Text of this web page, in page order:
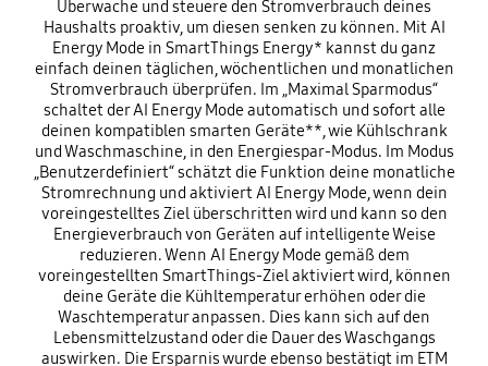
Überwache und steuere den Stromverbrauch deines
Haushalts proaktiv, um diesen senken zu können. Mit AI
Energy Mode in SmartThings Energy* kannst du ganz
einfach deinen täglichen, wöchentlichen und monatlichen
Stromverbrauch überprüfen. Im „Maximal Sparmodus“
schaltet der AI Energy Mode automatisch und sofort alle
deinen kompatiblen smarten Geräte**, wie Kühlschrank
und Waschmaschine, in den Energiespar-Modus. Im Modus
„Benutzerdefiniert“ schätzt die Funktion deine monatliche
Stromrechnung und aktiviert AI Energy Mode, wenn dein
voreingestelltes Ziel überschritten wird und kann so den
Energieverbrauch von Geräten auf intelligente Weise
reduzieren. Wenn AI Energy Mode gemäß dem
voreingestellten SmartThings-Ziel aktiviert wird, können
deine Geräte die Kühltemperatur erhöhen oder die
Waschtemperatur anpassen. Dies kann sich auf den
Lebensmittelzustand oder die Dauer des Waschgangs
auswirken. Die Ersparnis wurde ebenso bestätigt im ETM